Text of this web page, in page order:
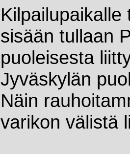
sisään tullaan
puoleisesta
Jyväskylän
Näin
varikon välistä